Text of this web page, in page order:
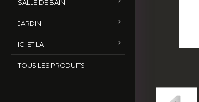
SALLE DE BAIN
JARDIN
ICI ET LA
TOUS LES PRODUITS